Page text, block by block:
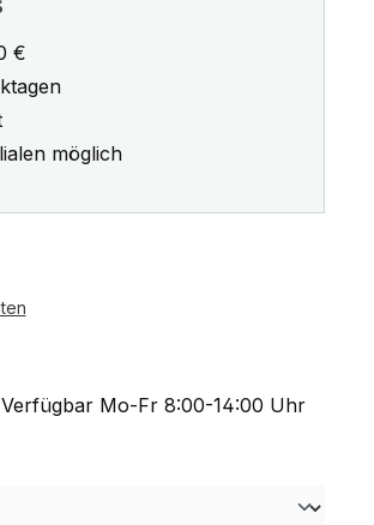
€
möglich
Mo-Fr 8:00-14:00 Uhr